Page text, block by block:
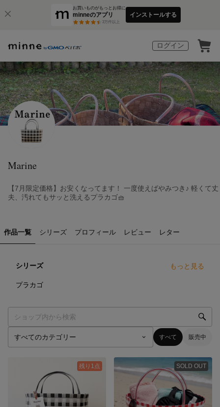
お買いものがもっとお得に
minneのアプリ
3万件以上
インストールする
ログイン
Marine
【7月限定価格】お安くなってます！ 一度使えばやみつき♪ 軽くて丈
夫、汚れてもサッと洗えるプラカゴ🧺
作品一覧 シリーズ プロフィール レビュー レター
シリーズ もっと見る
プラカゴ
すべて 販売中
残り1点 SOLD OUT